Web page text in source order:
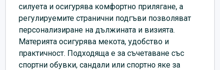
силуета и осигурява комфортно прилягане, а
регулируемите странични подгъви позволяват
персонализиране на дължината и визията.
Материята осигурява мекота, удобство и
практичност. Подходяща е за съчетаване със
спортни обувки, сандали или спортно яке за